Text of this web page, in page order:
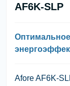
AF6K-SLP
Afore AF6K-